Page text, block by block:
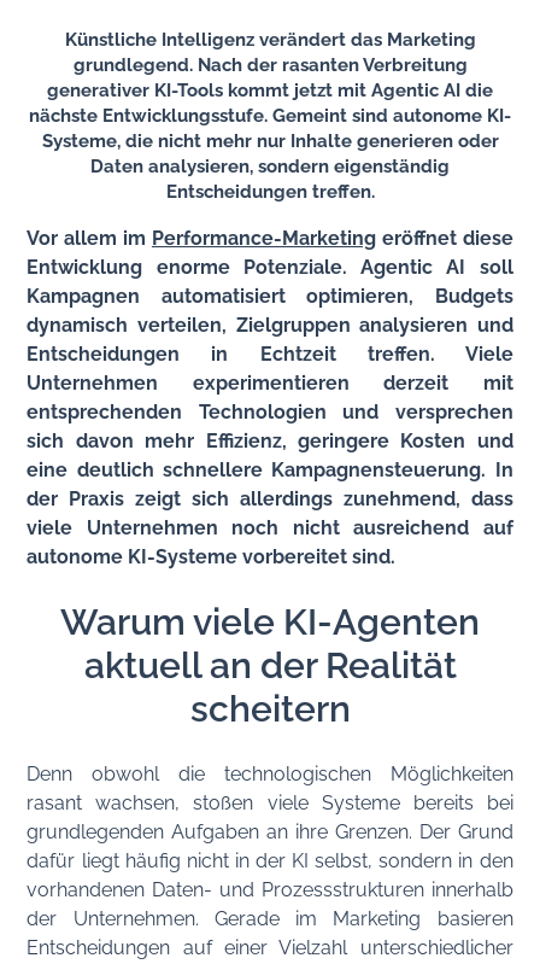
Künstliche Intelligenz verändert das Marketing
grundlegend. Nach der rasanten Verbreitung
generativer KI-Tools kommt jetzt mit Agentic AI die
nächste Entwicklungsstufe. Gemeint sind autonome KI-
Systeme, die nicht mehr nur Inhalte generieren oder
Daten analysieren, sondern eigenständig
Entscheidungen treffen.
Vor allem im Performance-Marketingeröffnet diese
Entwicklung enorme Potenziale. Agentic AI soll
Kampagnen automatisiert optimieren, Budgets
dynamisch verteilen, Zielgruppen analysieren und
Entscheidungen in Echtzeit treffen. Viele
Unternehmen experimentieren derzeit mit
entsprechenden Technologien und versprechen
sich davon mehr Effizienz, geringere Kosten und
eine deutlich schnellere Kampagnensteuerung. In
der Praxis zeigt sich allerdings zunehmend, dass
viele Unternehmen noch nicht ausreichend auf
autonome KI-Systeme vorbereitet sind.
Warum viele KI-Agenten
aktuell an der Realität
scheitern
Denn obwohl die technologischen Möglichkeiten
rasant wachsen, stoßen viele Systeme bereits bei
grundlegenden Aufgaben an ihre Grenzen. Der Grund
dafür liegt häufig nicht in der KI selbst, sondern in den
vorhandenen Daten- und Prozessstrukturen innerhalb
der Unternehmen. Gerade im Marketing basieren
Entscheidungen auf einer Vielzahl unterschiedlicher